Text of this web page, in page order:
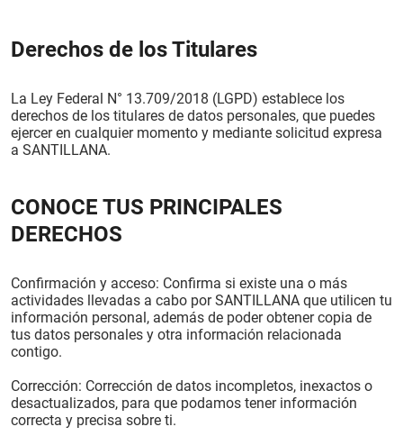
Derechos de los Titulares
La Ley Federal N° 13.709/2018 (LGPD) establece los
derechos de los titulares de datos personales, que puedes
ejercer en cualquier momento y mediante solicitud expresa
a SANTILLANA.
CONOCE TUS PRINCIPALES
DERECHOS
Confirmación y acceso: Confirma si existe una o más
actividades llevadas a cabo por SANTILLANA que utilicen tu
información personal, además de poder obtener copia de
tus datos personales y otra información relacionada
contigo.
Corrección: Corrección de datos incompletos, inexactos o
desactualizados, para que podamos tener información
correcta y precisa sobre ti.